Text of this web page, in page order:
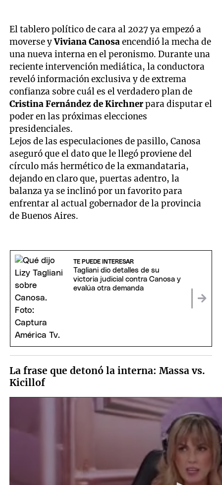
El tablero político de cara al 2027 ya empezó a
moverse yViviana Canosaencendió la mecha de
una nueva interna en el peronismo. Durante una
reciente intervención mediática, la conductora
reveló información exclusiva y de extrema
confianza sobre cuál es el verdadero plan de
Cristina Fernández de Kirchnerpara disputar el
poder en las próximas elecciones
presidenciales.
Lejos de las especulaciones de pasillo, Canosa
aseguró que el dato que le llegó proviene del
círculo más hermético de la exmandataria,
dejando en claro que, puertas adentro, la
balanza ya se inclinó por un favorito para
enfrentar al actual gobernador de la provincia
de Buenos Aires.
TE PUEDE INTERESAR
Tagliani dio detalles de su
victoria judicial contra Canosa y
evalúa otra demanda
La frase que detonó la interna: Massa vs.
Kicillof